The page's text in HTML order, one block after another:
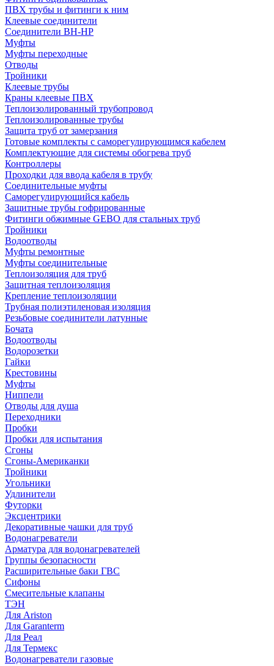
ПВХ трубы и фитинги к ним
Клеевые соединители
Соединители ВН-НР
Муфты
Муфты переходные
Отводы
Тройники
Клеевые трубы
Краны клеевые ПВХ
Теплоизолированный трубопровод
Теплоизолированные трубы
Защита труб от замерзания
Готовые комплекты с саморегулирующимся кабелем
Комплектующие для системы обогрева труб
Контроллеры
Проходки для ввода кабеля в трубу
Соединительные муфты
Саморегулирующийся кабель
Защитные трубы гофрированные
Фитинги обжимные GEBO для стальных труб
Тройники
Водоотводы
Муфты ремонтные
Муфты соединительные
Теплоизоляция для труб
Защитная теплоизоляция
Крепление теплоизоляции
Трубная полиэтиленовая изоляция
Резьбовые соединители латунные
Бочата
Водоотводы
Водорозетки
Гайки
Крестовины
Муфты
Ниппели
Отводы для душа
Переходники
Пробки
Пробки для испытания
Сгоны
Сгоны-Американки
Тройники
Угольники
Удлинители
Футорки
Эксцентрики
Декоративные чашки для труб
Водонагреватели
Арматура для водонагревателей
Группы безопасности
Расширительные баки ГВС
Сифоны
Смесительные клапаны
ТЭН
Для Ariston
Для Garanterm
Для Реал
Для Термекс
Водонагреватели газовые